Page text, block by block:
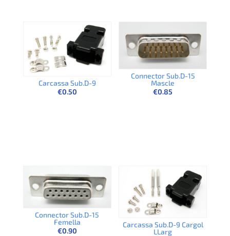
Carcassa Sub.D-9
€0.50
Connector Sub.D-15
Mascle
€0.85
Connector Sub.D-15
Femella
€0.90
Carcassa Sub.D-9 Cargol
LLarg